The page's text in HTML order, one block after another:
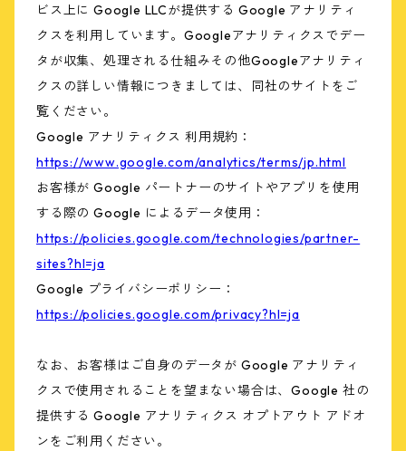
ビス上に Google LLCが提供する Google アナリティ
クスを利用しています。Googleアナリティクスでデー
タが収集、処理される仕組みその他Googleアナリティ
クスの詳しい情報につきましては、同社のサイトをご
覧ください。
Google アナリティクス 利用規約：
https://www.google.com/analytics/terms/jp.html
お客様が Google パートナーのサイトやアプリを使用
する際の Google によるデータ使用：
https://policies.google.com/technologies/partner-
sites?hl=ja
Google プライバシーポリシー：
https://policies.google.com/privacy?hl=ja
なお、お客様はご自身のデータが Google アナリティ
クスで使用されることを望まない場合は、Google 社の
提供する Google アナリティクス オプトアウト アドオ
ンをご利用ください。